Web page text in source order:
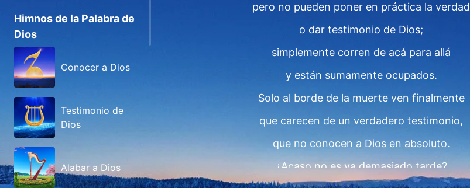
Himnos de la Palabra de
Dios
Conocer a Dios
Testimonio de
Dios
Alabar a Dios
pero no pueden poner en práctica la verdad
o dar testimonio de Dios;
simplemente corren de acá para allá
y están sumamente ocupados.
Solo al borde de la muerte ven finalmente
que carecen de un verdadero testimonio,
que no conocen a Dios en absoluto.
¿Acaso no es ya demasiado tarde?